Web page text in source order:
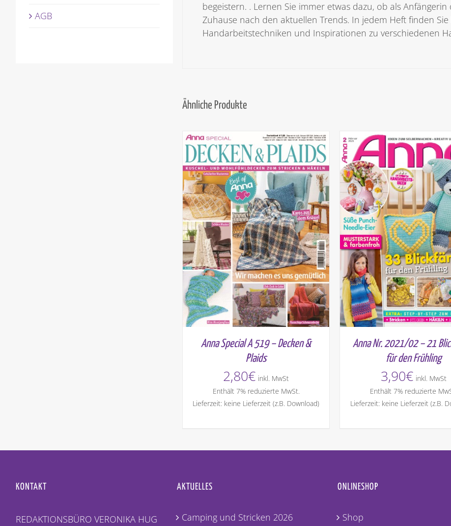
begeistern. . Lernen Sie immer etwas dazu, ob als
Zuhause nach den aktuellen Trends. In jedem Heft finden
Handarbeitstechniken und Inspirationen zu verschiedenen
Ähnliche Produkte
Anna Special A 519 – Decken &
Plaids
2,80€ inkl. MwSt
Enthält 7% reduzierte MwSt.
Lieferzeit: keine Lieferzeit (z.B. Download)
Anna Nr. 2021/02 – 21
für den Frühling
3,90€ inkl. MwSt
Enthält 7% reduzierte
Lieferzeit: keine Lieferzeit (z.B.
AGB
KONTAKT
REDAKTIONSBÜRO VERONIKA HUG
AKTUELLES
Camping und Stricken 2026
ONLINESHOP
Shop